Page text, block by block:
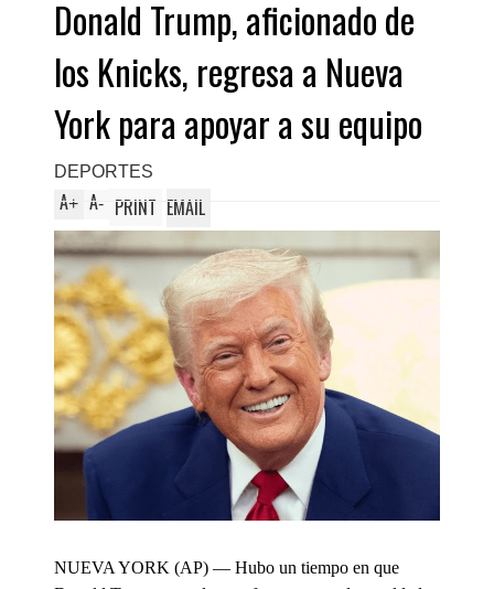
Donald Trump, aficionado de
los Knicks, regresa a Nueva
York para apoyar a su equipo
DEPORTES
A+ A- PRINT EMAIL
NUEVA YORK (AP) — Hubo un tiempo en que